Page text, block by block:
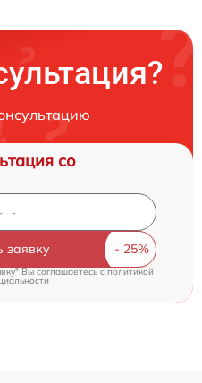
со
заявку
Вы соглашаетесь c политикой